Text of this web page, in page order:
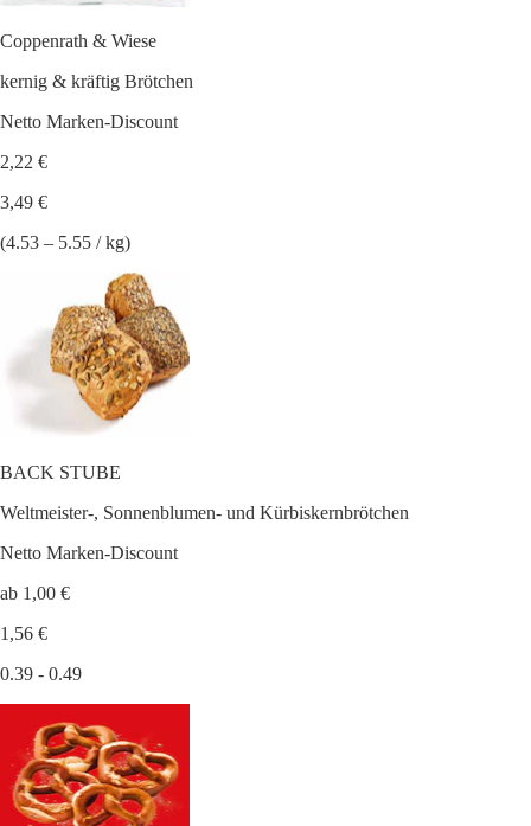
Coppenrath & Wiese
kernig & kräftig Brötchen
Netto Marken-Discount
2,22 €
3,49 €
(4.53 – 5.55 / kg)
BACK STUBE
Weltmeister-, Sonnenblumen- und Kürbiskernbrötchen
Netto Marken-Discount
ab 1,00 €
1,56 €
0.39 - 0.49